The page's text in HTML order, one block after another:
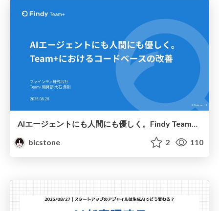
AIエージェントにも人間にも優しく。Findy Team+におけるコードベースの改善
bicstone
2 110